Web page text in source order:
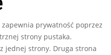
zapewnia prywatność poprzez
strony pustaka.
jednej strony. Druga strona